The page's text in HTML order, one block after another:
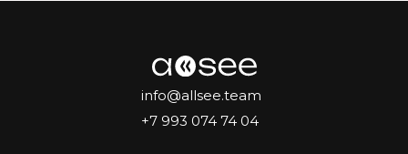
+7 993 074 74 04
info@allsee.team